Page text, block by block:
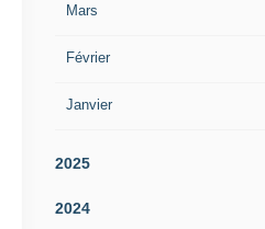
Mars
Février
Janvier
2025
2024